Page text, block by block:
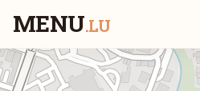
MENU.LU